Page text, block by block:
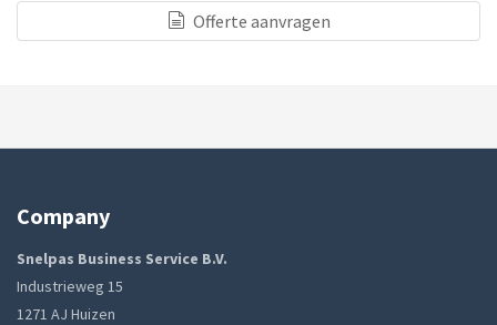
Offerte aanvragen
Company
Snelpas Business Service B.V.
Industrieweg 15
1271 AJ Huizen